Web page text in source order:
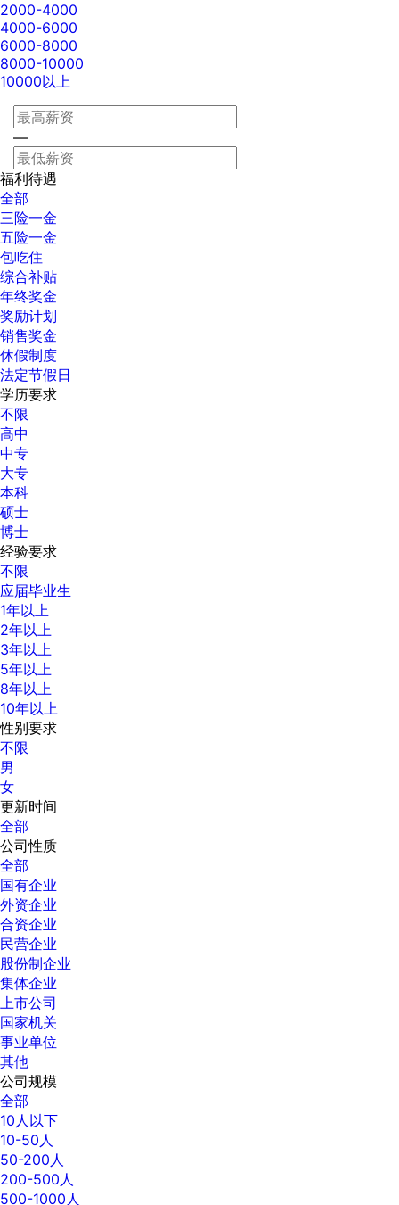
2000-4000
4000-6000
6000-8000
8000-10000
10000以上
—
福利待遇
全部
三险一金
五险一金
包吃住
综合补贴
年终奖金
奖励计划
销售奖金
休假制度
法定节假日
学历要求
不限
高中
中专
大专
本科
硕士
博士
经验要求
不限
应届毕业生
1年以上
2年以上
3年以上
5年以上
8年以上
10年以上
性别要求
不限
男
女
更新时间
全部
公司性质
全部
国有企业
外资企业
合资企业
民营企业
股份制企业
集体企业
上市公司
国家机关
事业单位
其他
公司规模
全部
10人以下
10-50人
50-200人
200-500人
500-1000人